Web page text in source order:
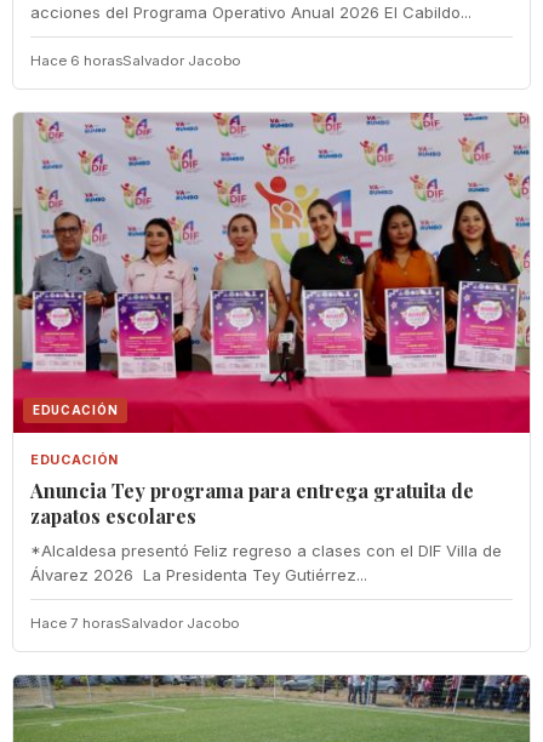
acciones del Programa Operativo Anual 2026 El Cabildo...
Hace 6 horasSalvador Jacobo
EDUCACIÓN
EDUCACIÓN
‎Anuncia Tey programa para entrega gratuita de
zapatos escolares
‎*Alcaldesa presentó Feliz regreso a clases con el DIF Villa de
Álvarez 2026 ‎ ‎La Presidenta Tey Gutiérrez...
Hace 7 horasSalvador Jacobo